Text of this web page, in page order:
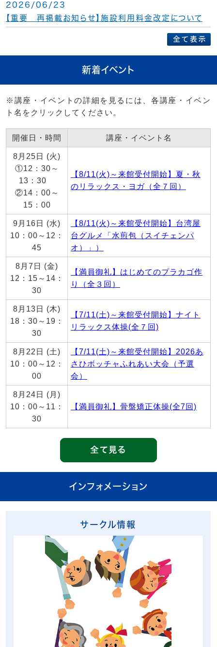
2026/06/23
【重要 再掲載お知らせ】施設利用料金改定について
新着イベント
※講座・イベントの詳細を見るには、各講座・イベン
ト名をクリックしてください。
開催日・時間 講座・イベント名
8月25日 (火)
①12：30～
13：30
②14：00～
15：00
【8/11(火)～来館受付開始】夏・秋
のリラックス・ヨガ（全７回）
9月16日 (水)
10：00～12：
45
【8/11(火)～来館受付開始】台湾屋
台グルメ「水煎包（スイチェンパ
オ）」）
8月7日 (金)
12：15～14：
30
【満員御礼】はじめてのプラカゴ作
り（全３回）
8月13日 (木)
18：30～19：
30
【7/11(土)～来館受付開始】ナイト
リラックス体操(全７回)
8月22日 (土)
10：00～12：
00
【7/11(土)～来館受付開始】2026あ
さひボッチャふれあい大会（予選
会）
8月24日 (月)
10：00～11：
30
【満員御礼】骨盤矯正体操(全7回)
インフォメーション
サークル情報